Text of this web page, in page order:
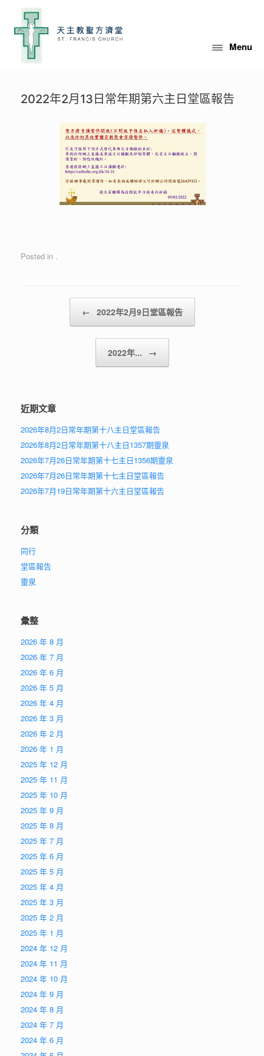
content
Menu
2022年2月13日常年期第六主日堂區報告
Posted in .
Post navigation
← 2022年2月9日堂區報告
2022年... →
近期文章
2026年8月2日常年期第十八主日堂區報告
2026年8月2日常年期第十八主日1357期靈泉
2026年7月26日常年期第十七主日1356期靈泉
2026年7月26日常年期第十七主日堂區報告
2026年7月19日常年期第十六主日堂區報告
分類
同行
堂區報告
靈泉
彙整
2026 年 8 月
2026 年 7 月
2026 年 6 月
2026 年 5 月
2026 年 4 月
2026 年 3 月
2026 年 2 月
2026 年 1 月
2025 年 12 月
2025 年 11 月
2025 年 10 月
2025 年 9 月
2025 年 8 月
2025 年 7 月
2025 年 6 月
2025 年 5 月
2025 年 4 月
2025 年 3 月
2025 年 2 月
2025 年 1 月
2024 年 12 月
2024 年 11 月
2024 年 10 月
2024 年 9 月
2024 年 8 月
2024 年 7 月
2024 年 6 月